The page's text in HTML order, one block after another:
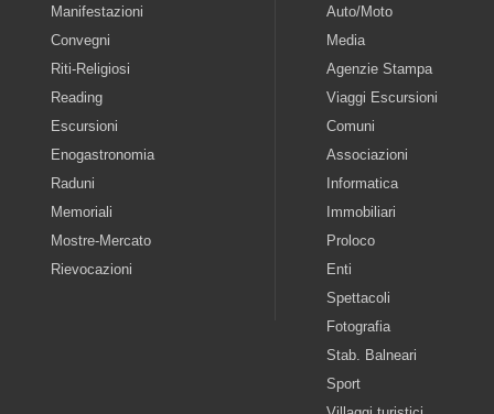
Manifestazioni
Convegni
Riti-Religiosi
Reading
Escursioni
Enogastronomia
Raduni
Memoriali
Mostre-Mercato
Rievocazioni
Auto/Moto
Media
Agenzie Stampa
Viaggi Escursioni
Comuni
Associazioni
Informatica
Immobiliari
Proloco
Enti
Spettacoli
Fotografia
Stab. Balneari
Sport